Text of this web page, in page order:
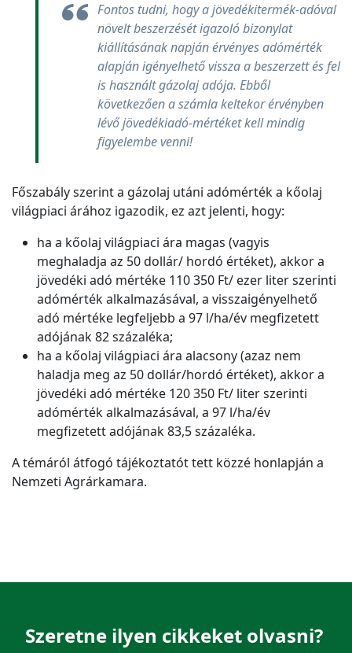
Fontos tudni, hogy a jövedékitermék-adóval
növelt beszerzését igazoló bizonylat
kiállításának napján érvényes adómérték
alapján igényelhető vissza a beszerzett és fel
is használt gázolaj adója. Ebből
következően a számla keltekor érvényben
lévő jövedékiadó-mértéket kell mindig
figyelembe venni!
Főszabály szerint a gázolaj utáni adómérték a kőolaj
világpiaci árához igazodik, ez azt jelenti, hogy:
ha a kőolaj világpiaci ára magas (vagyis
meghaladja az 50 dollár/ hordó értéket), akkor a
jövedéki adó mértéke 110 350 Ft/ ezer liter szerinti
adómérték alkalmazásával, a visszaigényelhető
adó mértéke legfeljebb a 97 l/ha/év megfizetett
adójának 82 százaléka;
ha a kőolaj világpiaci ára alacsony (azaz nem
haladja meg az 50 dollár/hordó értéket), akkor a
jövedéki adó mértéke 120 350 Ft/ liter szerinti
adómérték alkalmazásával, a 97 l/ha/év
megfizetett adójának 83,5 százaléka.
A témáról átfogó tájékoztatót tett közzé honlapján a
Nemzeti Agrárkamara.
Szeretne ilyen cikkeket olvasni?